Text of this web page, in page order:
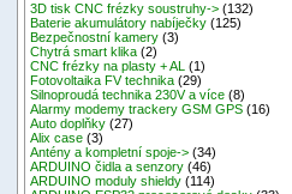
3D tisk CNC frézky soustruhy-> (132)
Baterie akumulátory nabíječky (125)
Bezpečnostní kamery (3)
Chytrá smart klika (2)
CNC frézky na plasty + AL
(1)
Fotovoltaika FV technika (29)
Silnoproudá technika 230V a více (8)
Alarmy modemy trackery GSM GPS (16)
Auto doplňky (27)
Alix case (3)
Antény a kompletní spoje-> (34)
ARDUINO čidla a senzory (46)
ARDUINO moduly shieldy (114)